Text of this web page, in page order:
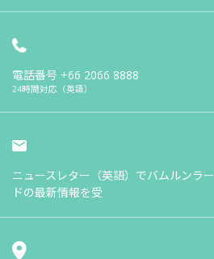
電話番号 +66 2066 8888
24時間対応（英語）
ニュースレター（英語）でバムルンラー
ドの最新情報を受